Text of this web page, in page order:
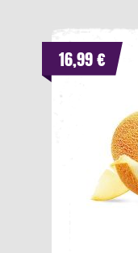
16,99 €